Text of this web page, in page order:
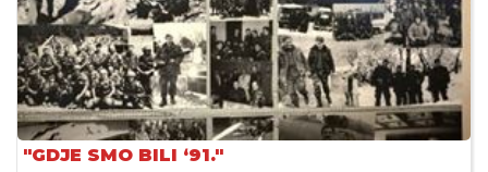
"GDJE SMO BILI ‘91."